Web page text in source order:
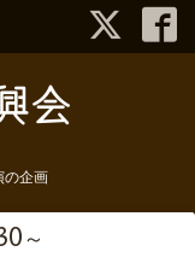
の企画
～